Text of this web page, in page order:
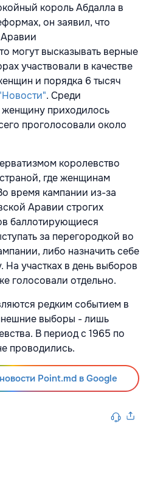
король Абдалла в
он заявил, что
могут высказывать верные
участвовали в качестве
и порядка 6 тысяч
. Среди
приходилось
проголосовали около
королевство
где женщинам
время кампании из-за
Аравии строгих
баллотирующиеся
за перегородкой во
либо назначить себе
На участках в день выборов
голосовали отдельно.
редким событием в
выборы - лишь
В период с 1965 по
проводились.
Point.md в Google